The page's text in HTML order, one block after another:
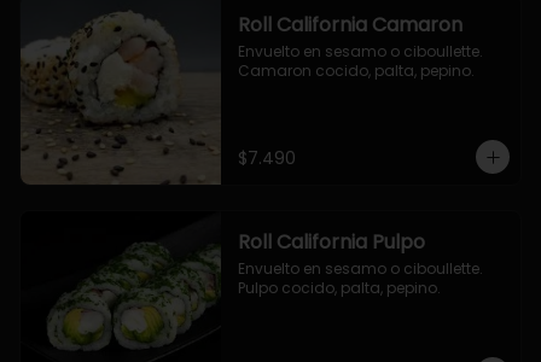
Roll California Camaron
Envuelto en sesamo o ciboullette.
Camaron cocido, palta, pepino.
$7.490
Roll California Pulpo
Envuelto en sesamo o ciboullette.
Pulpo cocido, palta, pepino.